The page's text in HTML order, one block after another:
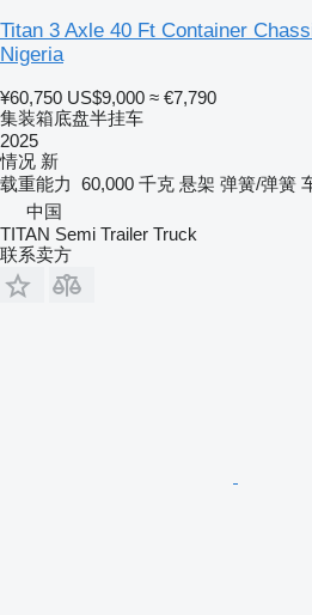
Titan 3 Axle 40 Ft Container
Nigeria
¥60,750 US$9,000 ≈ €7,790
集装箱底盘半挂车
2025
情况 新
载重能力 60,000 千克 悬架 弹簧/弹簧
中国
TITAN Semi Trailer Truck
联系卖方